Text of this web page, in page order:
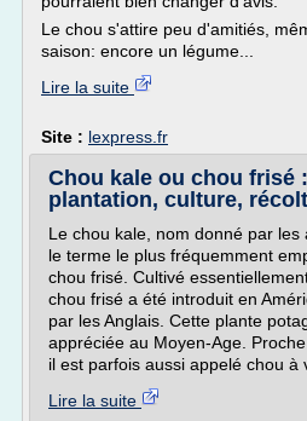
Le chou s'attire peu d'amitiés,
saison: encore un légume...
Lire la suite
Site : lexpress.fr
Chou kale ou chou frisé
plantation, culture,
Le chou kale, nom donné par
le terme le plus fréquemment
chou frisé. Cultivé
chou frisé a été introduit en
par les Anglais. Cette plante
appréciée au Moyen-Age.
il est parfois aussi appelé chou à
Lire la suite